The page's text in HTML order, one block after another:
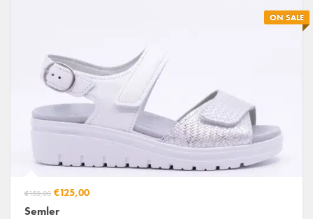
ON SALE
€150,00 €125,00
Semler